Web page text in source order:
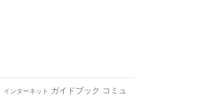
インターネット ガイドブック コミュ